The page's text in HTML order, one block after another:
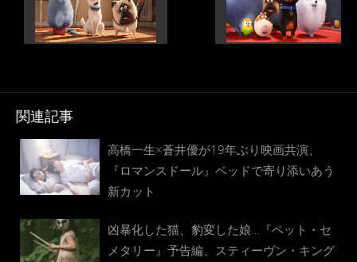
関連記事
高橋一生×蒼井優が19年ぶり映画共演、
『ロマンスドール』ベッドで寄り添いあう
新カット
凶暴化した猫、豹変した娘…『ペット・セ
メタリー』予告編、スティーヴン・キング